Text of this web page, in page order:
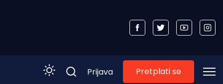
Prijava Pretplati se